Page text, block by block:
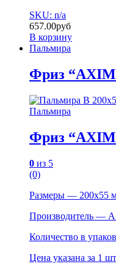
SKU: n/a
657.00руб
В корзину
Пальмира
Фриз
Пальмира
Фриз
0 из 5
(0)
Размеры — 200х55
Производитель —
Количество в
Цена указана за 1